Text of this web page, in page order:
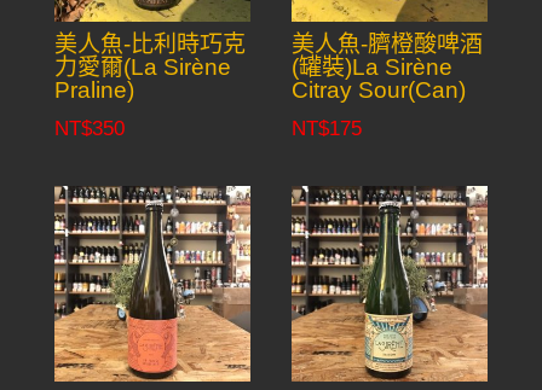
美人魚-比利時巧克
力愛爾(La Sirène
Praline)
NT$350
美人魚-臍橙酸啤酒
(罐裝)La Sirène
Citray Sour(Can)
NT$175